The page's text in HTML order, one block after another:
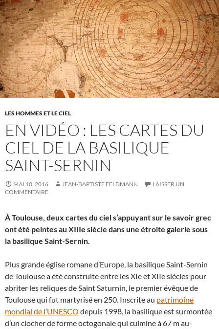
LES HOMMES ET LE CIEL
EN VIDÉO : LES CARTES DU
CIEL DE LA BASILIQUE
SAINT-SERNIN
MAI 10, 2016 JEAN-BAPTISTE FELDMANN
LAISSER UN
COMMENTAIRE
À Toulouse, deux cartes du ciel s’appuyant sur le savoir grec
ont été peintes au XIIIe siècle dans une étroite galerie sous
la basilique Saint-Sernin.
Plus grande église romane d’Europe, la basilique Saint-Sernin
de Toulouse a été construite entre les XIe et XIIe siècles pour
abriter les reliques de Saint Saturnin, le premier évêque de
Toulouse qui fut martyrisé en 250. Inscrite au patrimoine
mondial de l’UNESCO depuis 1998, la basilique est surmontée
d’un clocher de forme octogonale qui culmine à 67 m au-